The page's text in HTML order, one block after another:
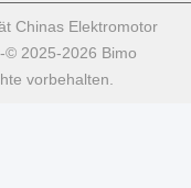
Chinas Elektromotor
© 2025-2026 Bimo
vorbehalten.